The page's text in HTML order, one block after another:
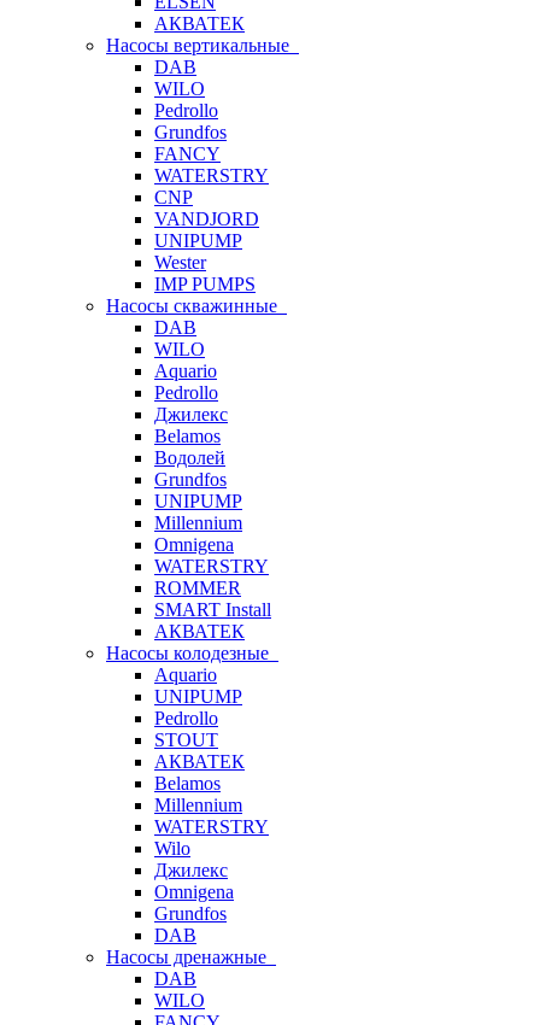
АКВАТЕК
Насосы вертикальные
DAB
WILO
Pedrollo
Grundfos
FANCY
WATERSTRY
CNP
VANDJORD
UNIPUMP
Wester
IMP PUMPS
Насосы скважинные
DAB
WILO
Aquario
Pedrollo
Джилекс
Belamos
Водолей
Grundfos
UNIPUMP
Millennium
Omnigena
WATERSTRY
ROMMER
SMART Install
АКВАТЕК
Насосы колодезные
Aquario
UNIPUMP
Pedrollo
STOUT
АКВАТЕК
Belamos
Millennium
WATERSTRY
Wilo
Джилекс
Omnigena
Grundfos
DAB
Насосы дренажные
DAB
WILO